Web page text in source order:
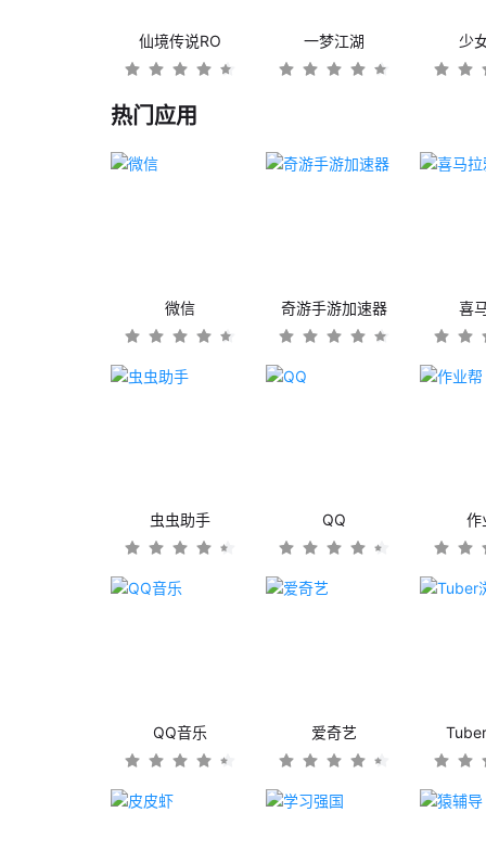
仙境传说RO 一梦江湖 少
热门应用
微信 奇游手游加速器 喜
虫虫助手 QQ 作
QQ音乐 爱奇艺